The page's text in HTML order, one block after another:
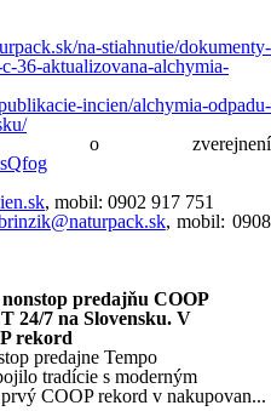
na-stiahnutie/dokumenty-
36-aktualizovana-alchymia-
incien/alchymia-odpadu-
o zverejnení
, mobil: 0902 917 751
, mobil: 0908
predajňu COOP
24/7 na Slovensku. V
rekord
predajne Tempo
tradície s moderným
COOP rekord v nakupovan...